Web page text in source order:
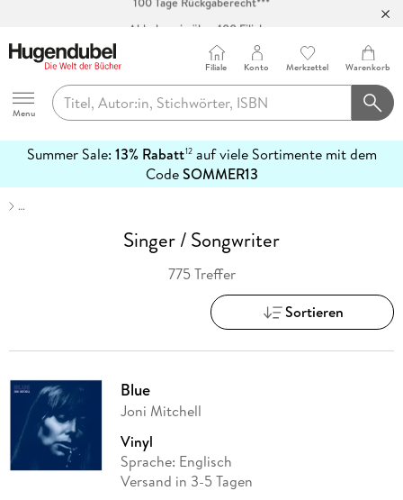
Abholung in über 100 Filialen
Hugendubel
Menu
Filiale Konto Merkzettel Warenkorb
Summer Sale: 13% Rabatt12auf viele Sortimente mit dem
CodeSOMMER13
erfahren
…
Singer / Songwriter
775 Treffer
Sortieren
Blue
Joni Mitchell
Vinyl
Sprache: Englisch
Versand in 3-5 Tagen